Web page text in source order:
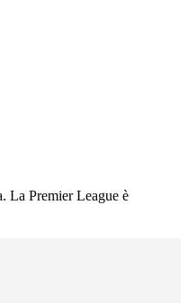
La Premier League è